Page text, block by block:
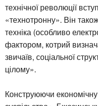
технічної революції
«технотронну». Він
техніка (особливо
фактором, котрий
звичаїв, соціальної
цілому».
Конструюючи